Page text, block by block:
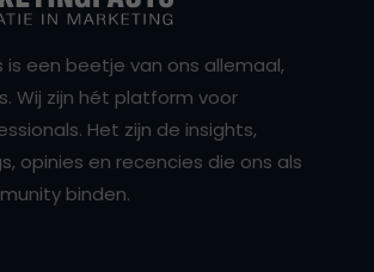
een beetje van ons allemaal,
Wij zijn hét platform voor
Het zijn de insights,
opinies en recencies die ons als
binden.